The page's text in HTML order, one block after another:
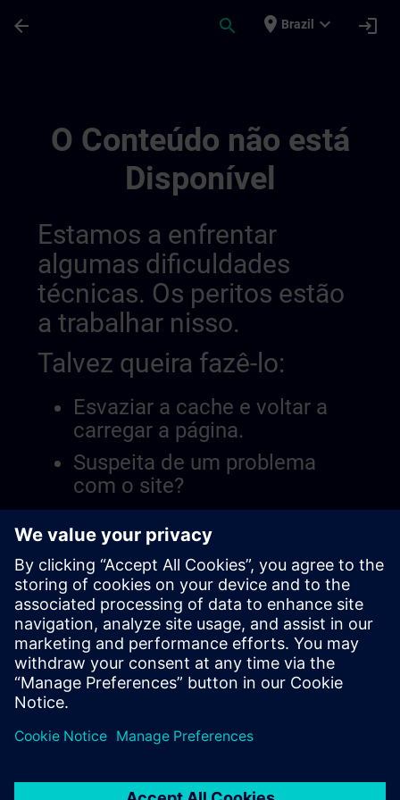
arrow_back search place Brazil expand_more login
O Conteúdo não está
Disponível
Estamos a enfrentar
algumas dificuldades
técnicas. Os peritos estão
a trabalhar nisso.
Talvez queira fazê-lo:
Esvaziar a cache e voltar a
carregar a página.
Suspeita de um problema
com o site?
Relatar a questão